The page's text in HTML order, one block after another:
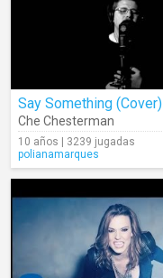
Say Something (Cover)
Che Chesterman
10 años | 3239 jugadas
polianamarques